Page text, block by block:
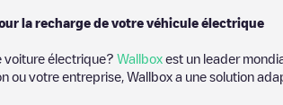
la recharge de votre véhicule électrique
voiture électrique? Wallbox est un leader
votre entreprise, Wallbox a une solution